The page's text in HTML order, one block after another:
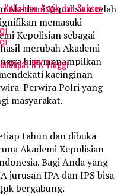
Akademi Kepolisian telah
memasuki
Kepolisian sebagai
merubah Akademi
bisa menampilkan
kaeinginan
Perwira Polri yang
masyarakat.
tahun dan dibuka
Akademi Kepolisian
Bagi Anda yang
jurusan IPA dan IPS bisa
bergabung.
Asyik dan Sukses
IPK Tinggi